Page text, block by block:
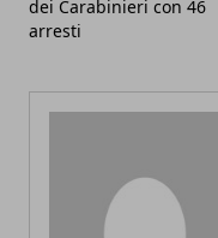
dei Carabinieri con 46
arresti